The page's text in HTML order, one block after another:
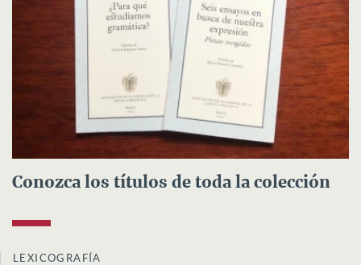
Conozca los títulos de toda la colección
LEXICOGRAFÍA